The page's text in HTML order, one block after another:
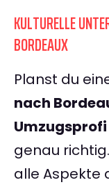
KULTURELLE
BORDEAUX
Planst du
nach
genau
alle Aspekte